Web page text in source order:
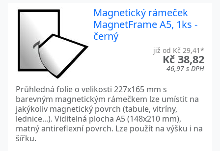
Magnetický rámeček
MagnetFrame A5, 1ks -
černý
již od Kč 29,41*
Kč 38,82
46,97 s DPH
Průhledná folie o velikosti 227x165 mm s
barevným magnetickým rámečkem lze umístit na
jakýkoliv magnetický povrch (tabule, vitríny,
lednice...). Viditelná plocha A5 (148x210 mm),
matný antireflexní povrch. Lze použít na výšku i na
šířku.